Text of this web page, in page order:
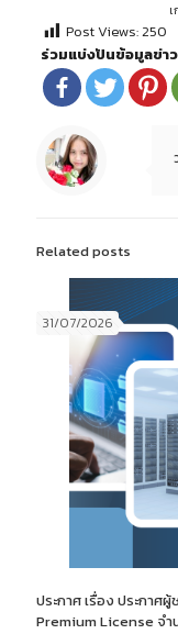
Post Views:250
ร่วมแบ่งปันข้อมูลข่า
Related posts
31/07/2026
ประกาศ เรื่อง ประกาศ
Premium License จำ